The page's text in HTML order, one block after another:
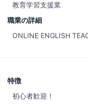
教育学習支援業
職業の詳細
ONLINE ENGLISH
特徴
初心者歓迎！